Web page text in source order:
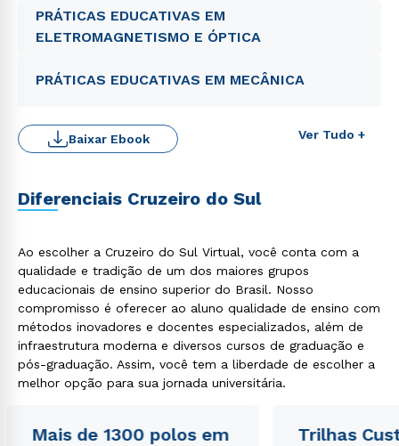
PRÁTICAS EDUCATIVAS EM
ELETROMAGNETISMO E ÓPTICA
PRÁTICAS EDUCATIVAS EM MECÂNICA
Ver Tudo +
Baixar Ebook
Diferenciais Cruzeiro do Sul
Ao escolher a Cruzeiro do Sul Virtual, você conta com a
qualidade e tradição de um dos maiores grupos
educacionais de ensino superior do Brasil. Nosso
compromisso é oferecer ao aluno qualidade de ensino com
métodos inovadores e docentes especializados, além de
infraestrutura moderna e diversos cursos de graduação e
pós-graduação. Assim, você tem a liberdade de escolher a
melhor opção para sua jornada universitária.
Mais de 1300 polos em
Trilhas
Rápido e fácil
WhatsApp
ou